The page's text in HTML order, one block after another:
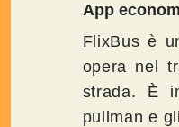
App
FlixBus è
opera nel
strada. È
pullman e